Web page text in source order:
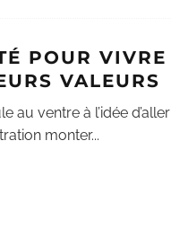
POUR VIVRE
VALEURS
au ventre à l’idée d’aller
monter...